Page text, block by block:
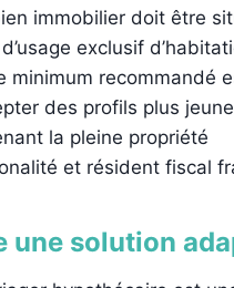
immobilier doit être
exclusif
minimum recommandé
des profils plus
la pleine propriété
et résident fiscal
une solution